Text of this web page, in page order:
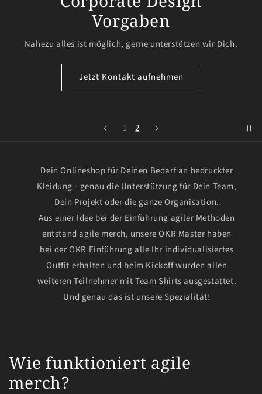
1 2
Vorgaben
Nahezu alles ist möglich, gerne unterstützen wir Dich.
Jetzt Kontakt aufnehmen
Dein Onlineshop für Deinen Bedarf an bedruckter
Kleidung - genau die Unterstützung für Dein Team,
Dein Projekt oder die ganze Organisation.
Aus einer Idee bei der Einführung agiler Methoden
entstand agile merch, unsere OKR Master haben
bei der OKR Einführung alle Ihr individualisiertes
Outfit erhalten und beim Kickoff wurden allen
weiteren Teilnehmer mit Team Shirts ausgestattet.
Und genau das ist unsere Spezialität!
Wie funktioniert agile
merch?